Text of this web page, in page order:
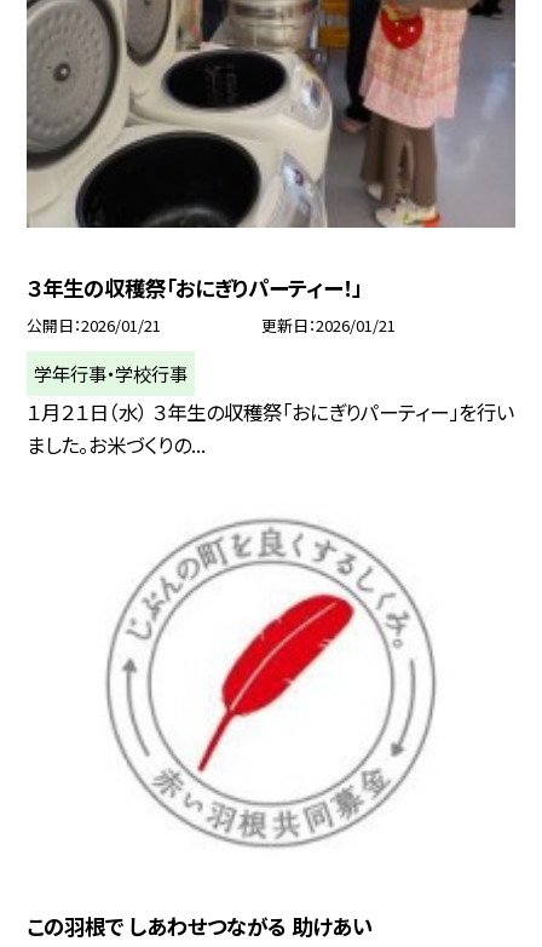
３年生の収穫祭「おにぎりパーティー！」
公開日 2026/01/21 更新日 2026/01/21
学年行事・学校行事
１月２１日（水） ３年生の収穫祭「おにぎりパーティー」を行い
ました。お米づくりの...
この羽根で しあわせつながる 助けあい